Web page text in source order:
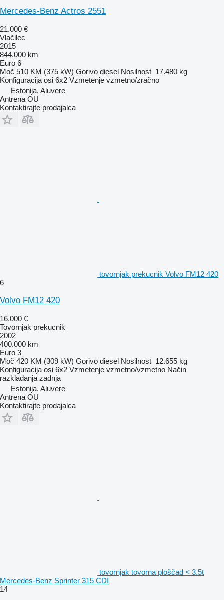
Mercedes-Benz Actros 2551
21.000 €
Vlačilec
2015
844.000 km
Euro 6
Moč 510 KM (375 kW) Gorivo diesel Nosilnost 17.480 kg
Konfiguracija osi 6x2 Vzmetenje vzmetno/zračno
Estonija, Aluvere
Antrena OU
Kontaktirajte prodajalca
tovornjak prekucnik Volvo FM12 420
6
Volvo FM12 420
16.000 €
Tovornjak prekucnik
2002
400.000 km
Euro 3
Moč 420 KM (309 kW) Gorivo diesel Nosilnost 12.655 kg
Konfiguracija osi 6x2 Vzmetenje vzmetno/vzmetno Način
razkladanja zadnja
Estonija, Aluvere
Antrena OU
Kontaktirajte prodajalca
tovornjak tovorna ploščad < 3.5t
Mercedes-Benz Sprinter 315 CDI
14